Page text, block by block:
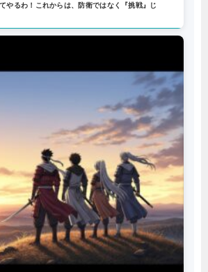
やるわ！これからは、防衛ではなく『挑戦』じ